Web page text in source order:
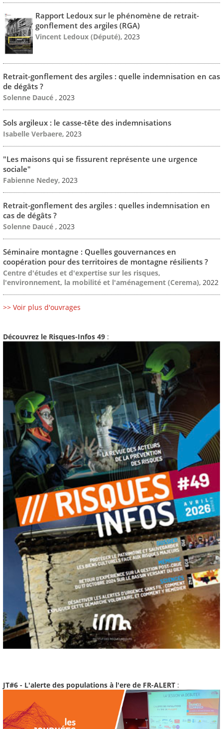
Rapport Ledoux sur le phénomène de retrait-
gonflement des argiles (RGA)
Vincent Ledoux (Député), 2023
Retrait-gonflement des argiles : quelle indemnisation en cas
de dégâts ?
Solenne Daucé , 2023
Sols argileux : le casse-tête des indemnisations
Isabelle Verbaere, 2023
"Les maisons qui se fissurent représente une urgence
sociale"
Fabienne Nedey, 2023
Retrait-gonflement des argiles : quelles indemnisation en
cas de dégâts ?
Solenne Daucé , 2023
Séminaire montagne : Quelles gouvernances en
coopération pour des territoires de montagne résilients ?
Centre d'études et d'expertise sur les risques,
l'environnement, la mobilité et l'aménagement (Cerema), 2022
>> Voir plus d'ouvrages
Découvrez le Risques-Infos 49 :
JT#6 - L'alerte des populations à l'ere de FR-ALERT :